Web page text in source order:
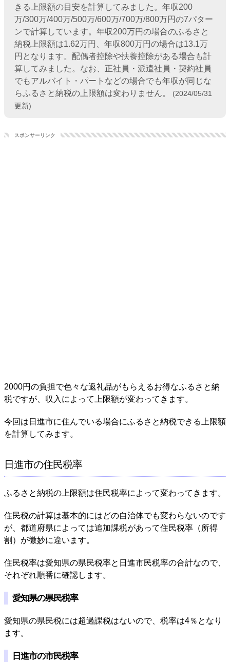
きる上限額の目安を計算してみました。年収200
万/300万/400万/500万/600万/700万/800万円の7パター
ンで計算しています。年収200万円の場合のふるさと
納税上限額は1.62万円、年収800万円の場合は13.1万
円となります。配偶者控除や扶養控除がある場合も計
算してみました。なお、正社員・派遣社員・契約社員
でもアルバイト・パートなどの場合でも年収が同じな
らふるさと納税の上限額は変わりません。 (2024/05/31
更新)
スポンサーリンク
2000円の負担で色々な返礼品がもらえるお得なふるさと納
税ですが、収入によって上限額が変わってきます。
今回は日進市に住んでいる場合にふるさと納税できる上限額
を計算してみます。
日進市の住民税率
ふるさと納税の上限額は住民税率によって変わってきます。
住民税の計算は基本的にはどの自治体でも変わらないのです
が、都道府県によっては追加課税があって住民税率（所得
割）が微妙に違います。
住民税率は愛知県の県民税率と日進市民税率の合計なので、
それぞれ順番に確認します。
愛知県の県民税率
愛知県の県民税には超過課税はないので、税率は4％となり
ます。
日進市の市民税率